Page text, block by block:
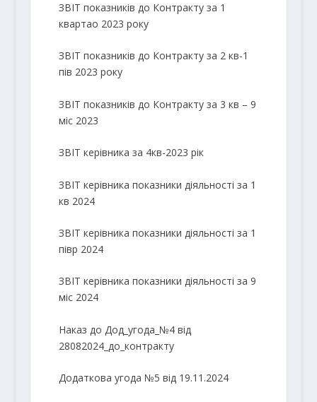
ЗВІТ показників до Контракту за 1
квартао 2023 року
ЗВІТ показників до Контракту за 2 кв-1
пів 2023 року
ЗВІТ показників до Контракту за 3 кв – 9
міс 2023
ЗВІТ керівника за 4кв-2023 рік
ЗВІТ керівника показники діяльності за 1
кв 2024
ЗВІТ керівника показники діяльності за 1
півр 2024
ЗВІТ керівника показники діяльності за 9
міс 2024
Наказ до Дод_угода_№4 від
28082024_до_контракту
Додаткова угода №5 від 19.11.2024